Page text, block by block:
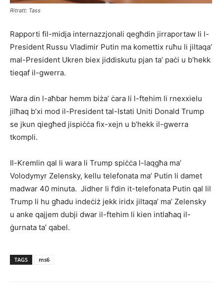
Ritratt: Tass
Rapporti fil-midja internazzjonali qegħdin jirraportaw li l-
President Russu Vladimir Putin ma komettix ruħu li jiltaqa’
mal-President Ukren biex jiddiskutu pjan ta’ paċi u b’hekk
tieqaf il-gwerra.
Wara din l-aħbar hemm biża’ ċara li l-ftehim li rnexxielu
jilħaq b’xi mod il-President tal-Istati Uniti Donald Trump
se jkun qiegħed jispiċċa fix-xejn u b’hekk il-gwerra
tkompli.
Il-Kremlin qal li wara li Trump spiċċa l-laqgħa ma’
Volodymyr Zelensky, kellu telefonata ma’ Putin li damet
madwar 40 minuta. Jidher li f’din it-telefonata Putin qal lil
Trump li hu għadu indeċiż jekk iridx jiltaqa’ ma’ Zelensky
u anke qajjem dubji dwar il-ftehim li kien intlaħaq il-
ġurnata ta’ qabel.
TAGS ms6